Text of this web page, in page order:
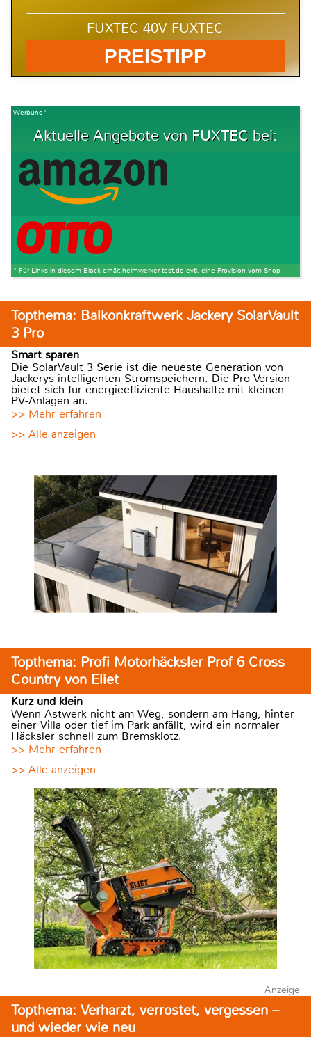
FUXTEC 40V FUXTEC
PREISTIPP
Werbung*
Aktuelle Angebote von FUXTEC bei:
* Für Links in diesem Block erhält heimwerker-test.de evtl. eine Provision vom Shop
Topthema: Balkonkraftwerk Jackery SolarVault
3 Pro
Smart sparen
Die SolarVault 3 Serie ist die neueste Generation von
Jackerys intelligenten Stromspeichern. Die Pro-Version
bietet sich für energieeffiziente Haushalte mit kleinen
PV-Anlagen an.
>> Mehr erfahren
>> Alle anzeigen
Topthema: Profi Motorhäcksler Prof 6 Cross
Country von Eliet
Kurz und klein
Wenn Astwerk nicht am Weg, sondern am Hang, hinter
einer Villa oder tief im Park anfällt, wird ein normaler
Häcksler schnell zum Bremsklotz.
>> Mehr erfahren
>> Alle anzeigen
Anzeige
Topthema: Verharzt, verrostet, vergessen –
und wieder wie neu